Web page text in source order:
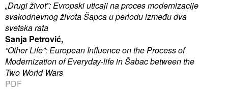
„Drugi život”: Evropski uticaji na proces modernizacije
svakodnevnog života Šapca u periodu između dva
svetska rata
Sanja Petrović,
“Other Life”: European Influence on the Process of
Modernization of Everyday-life in Šabac between the
Two World Wars
PDF